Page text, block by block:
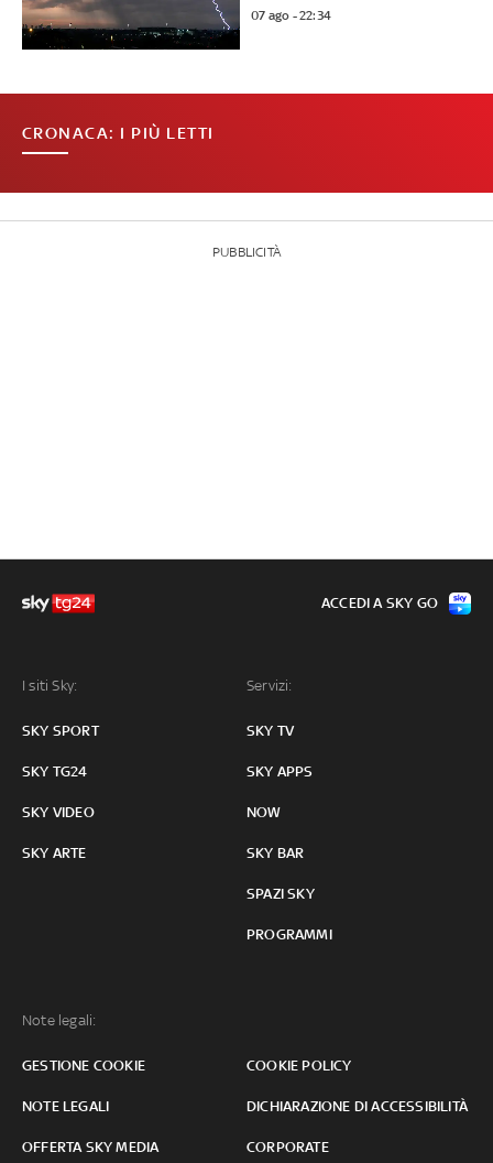
07 ago - 22:34
CRONACA: I PIÙ LETTI
PUBBLICITÀ
I siti Sky:
SKY SPORT
SKY TG24
SKY VIDEO
SKY ARTE
Servizi:
SKY TV
SKY APPS
NOW
SKY BAR
SPAZI SKY
PROGRAMMI
Note legali:
GESTIONE COOKIE COOKIE POLICY
NOTE LEGALI DICHIARAZIONE DI ACCESSIBILITÀ
OFFERTA SKY MEDIA CORPORATE
ACCEDI A SKY GO